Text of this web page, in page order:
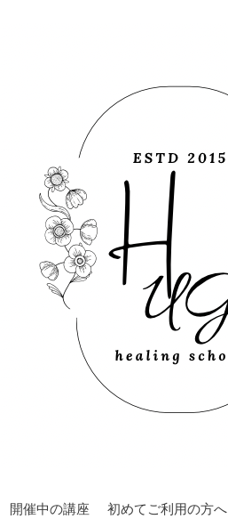
開催中の講座 初めてご利用の方へ